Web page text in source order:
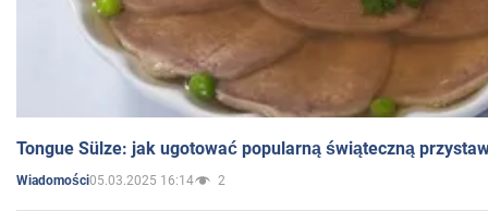
Tongue Sülze: jak ugotować popularną świąteczną
Wiadomości05.03.2025 16:14 2